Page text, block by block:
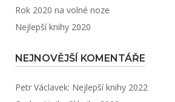
Rok 2020 na volné noze
Nejlepší knihy 2020
NEJNOVĚJŠÍ KOMENTÁŘE
Petr Václavek: Nejlepší knihy 2022